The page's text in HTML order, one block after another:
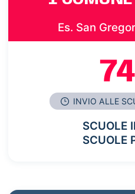
Es. San
INVIO ALLE
SCUOLE
SCUOLE